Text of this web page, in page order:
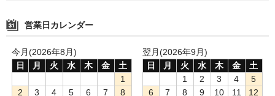
営業日カレンダー
今月(2026年8月)
日
月 火 水 木 金
土
1
2
3 4 5 6 7 8
翌月(2026年9月)
日
月 火 水 木 金
土
1
2 3 4
5
6
7 8 9 10 11 12